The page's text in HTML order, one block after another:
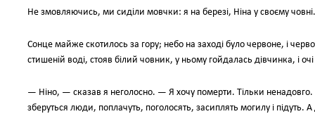
Не змовляючись, ми сиділи мовчки: я на березі, Ніна у своєму човні.
Сонце майже скотилось за гору; небо на заході було червоне, і
стишеній воді, стояв білий човник, у ньому гойдалась дівчинка, і
— Ніно, — сказав я неголосно. — Я хочу померти. Тільки
зберуться люди, поплачуть, поголосять, засиплять могилу і